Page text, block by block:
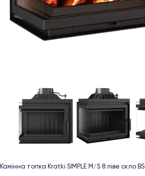
Камінна топка Kratki SIMPLE M/S 8 ліве скло BS